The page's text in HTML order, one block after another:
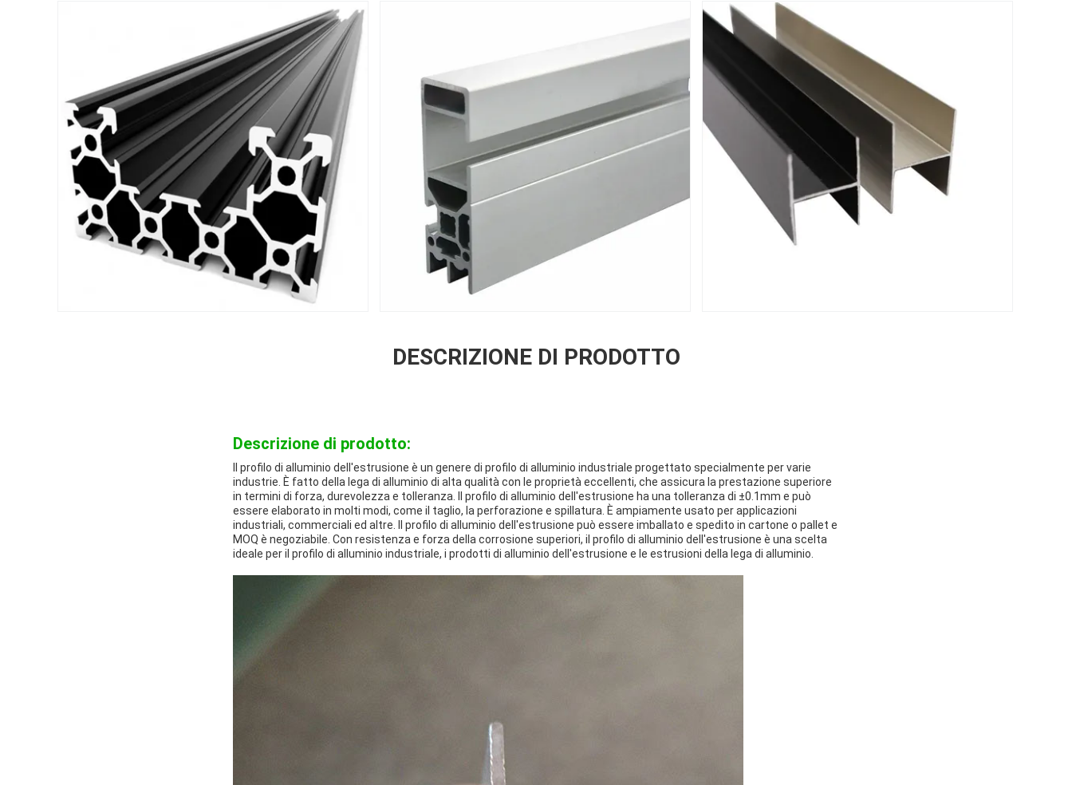
DESCRIZIONE DI PRODOTTO
Descrizione di prodotto:
Il profilo di alluminio dell'estrusione è un genere di profilo di alluminio industriale progettato specialmente per varie
industrie. È fatto della lega di alluminio di alta qualità con le proprietà eccellenti, che assicura la prestazione superiore
in termini di forza, durevolezza e tolleranza. Il profilo di alluminio dell'estrusione ha una tolleranza di ±0.1mm e può
essere elaborato in molti modi, come il taglio, la perforazione e spillatura. È ampiamente usato per applicazioni
industriali, commerciali ed altre. Il profilo di alluminio dell'estrusione può essere imballato e spedito in cartone o pallet e
MOQ è negoziabile. Con resistenza e forza della corrosione superiori, il profilo di alluminio dell'estrusione è una scelta
ideale per il profilo di alluminio industriale, i prodotti di alluminio dell'estrusione e le estrusioni della lega di alluminio.